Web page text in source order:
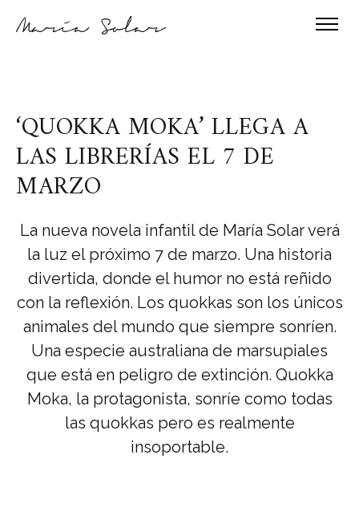
‘QUOKKA MOKA’ LLEGA A
LAS LIBRERÍAS EL 7 DE
MARZO
La nueva novela infantil de María Solar verá
la luz el próximo 7 de marzo. Una historia
divertida, donde el humor no está reñido
con la reflexión. Los quokkas son los únicos
animales del mundo que siempre sonríen.
Una especie australiana de marsupiales
que está en peligro de extinción. Quokka
Moka, la protagonista, sonríe como todas
las quokkas pero es realmente
insoportable.